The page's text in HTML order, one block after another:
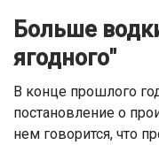
Больше
ягодного"
В конце прошлого
постановление о
нем говорится, что